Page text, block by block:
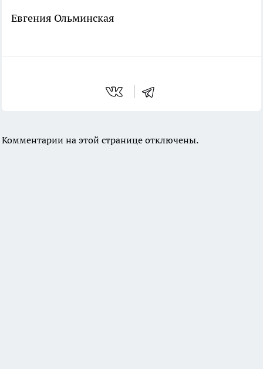
Евгения Ольминская
Комментарии на этой странице отключены.